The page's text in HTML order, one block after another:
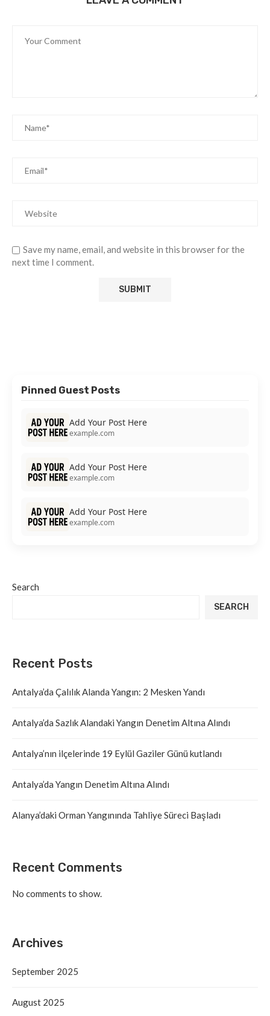
Save my name, email, and website in this browser for the
next time I comment.
Pinned Guest Posts
Add Your Post Here
example.com
Add Your Post Here
example.com
Add Your Post Here
example.com
Search
SEARCH
Recent Posts
Antalya’da Çalılık Alanda Yangın: 2 Mesken Yandı
Antalya’da Sazlık Alandaki Yangın Denetim Altına Alındı
Antalya’nın ilçelerinde 19 Eylül Gaziler Günü kutlandı
Antalya’da Yangın Denetim Altına Alındı
Alanya’daki Orman Yangınında Tahliye Süreci Başladı
Recent Comments
No comments to show.
Archives
September 2025
August 2025